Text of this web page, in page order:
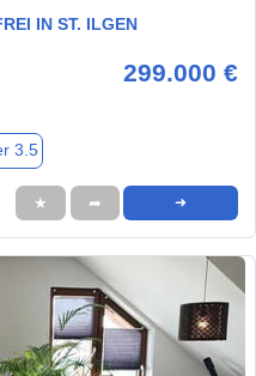
IN ST. ILGEN
299.000 €
3.5
★ ➦ ➜